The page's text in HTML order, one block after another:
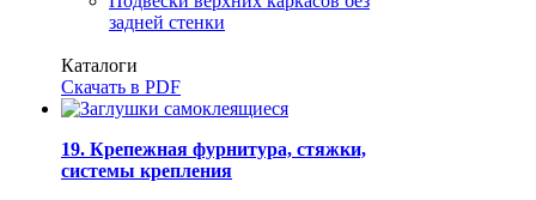
задней стенки
Каталоги
Скачать в PDF
19. Крепежная фурнитура, стяжки,
системы крепления